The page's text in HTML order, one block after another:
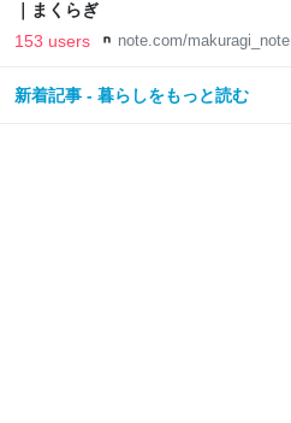
｜まくらぎ
153 users note.com/makuragi_note
新着記事 - 暮らしをもっと読む